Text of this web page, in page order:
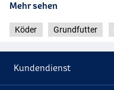
Mehr sehen
Köder Grundfutter
Kundendienst